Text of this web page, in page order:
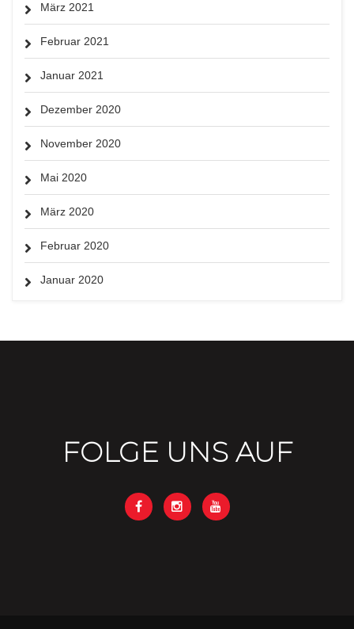
März 2021
Februar 2021
Januar 2021
Dezember 2020
November 2020
Mai 2020
März 2020
Februar 2020
Januar 2020
FOLGE UNS AUF